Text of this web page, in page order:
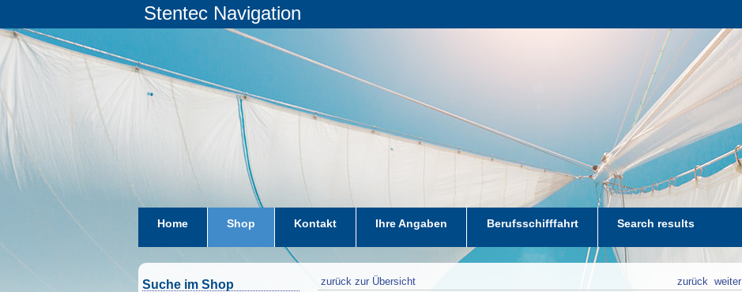
Stentec Navigation
Home Shop Kontakt Ihre Angaben Berufsschifffahrt Search results
Suche im Shop zurück zur Übersicht weiter
zurück